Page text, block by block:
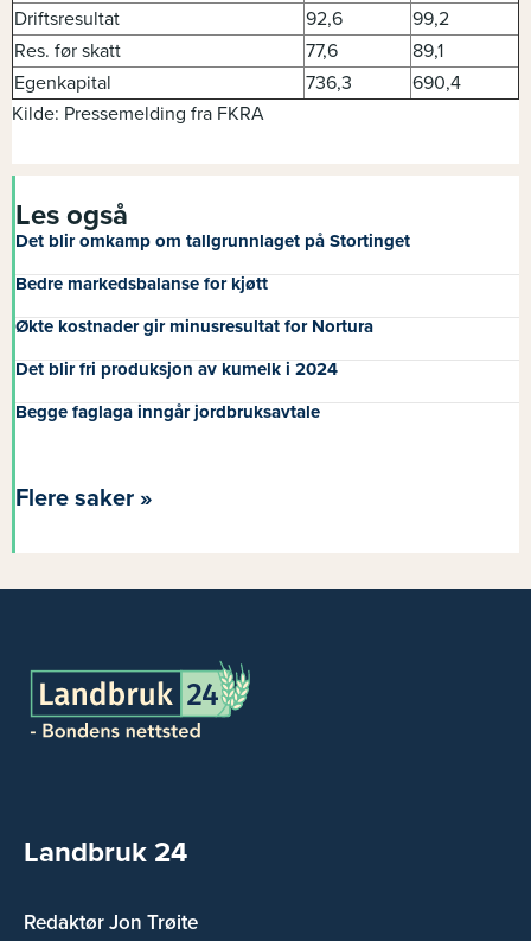
Driftsresultat
92,6
99,2
Res. før skatt
77,6
89,1
Egenkapital
736,3
690,4
Kilde: Pressemelding fra FKRA
Les også
Det blir omkamp om tallgrunnlaget på Stortinget
Bedre markedsbalanse for kjøtt
Økte kostnader gir minusresultat for Nortura
Det blir fri produksjon av kumelk i 2024
Begge faglaga inngår jordbruksavtale
Flere saker »
Landbruk 24
Redaktør Jon Trøite